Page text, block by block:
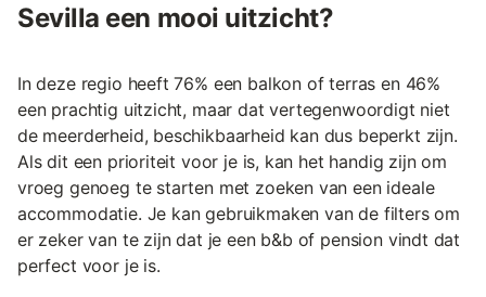
Sevilla een mooi uitzicht?
In deze regio heeft 76% een balkon of terras en 46%
een prachtig uitzicht, maar dat vertegenwoordigt niet
de meerderheid, beschikbaarheid kan dus beperkt zijn.
Als dit een prioriteit voor je is, kan het handig zijn om
vroeg genoeg te starten met zoeken van een ideale
accommodatie. Je kan gebruikmaken van de filters om
er zeker van te zijn dat je een b&b of pension vindt dat
perfect voor je is.